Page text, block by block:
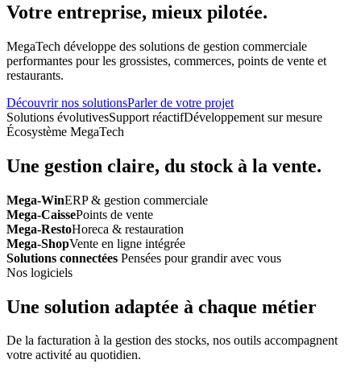
Votre entreprise, mieux pilotée.
MegaTech développe des solutions de gestion commerciale
performantes pour les grossistes, commerces, points de vente et
restaurants.
Découvrir nos solutionsParler de votre projet
Solutions évolutivesSupport réactifDéveloppement sur mesure
Écosystème MegaTech
Une gestion claire, du stock à la vente.
Mega-WinERP & gestion commerciale
Mega-CaissePoints de vente
Mega-RestoHoreca & restauration
Mega-ShopVente en ligne intégrée
Solutions connectées Pensées pour grandir avec vous
Nos logiciels
Une solution adaptée à chaque métier
De la facturation à la gestion des stocks, nos outils accompagnent
votre activité au quotidien.